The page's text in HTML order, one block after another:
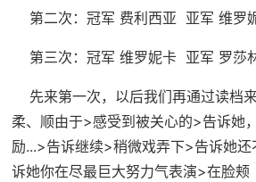
第二次：冠军 费利西亚 亚军 维罗
第三次：冠军 维罗妮卡 亚军 罗莎
先来第一次，以后我们再通过读档
柔、顺由于>感受到被关心的>告诉她
励...>告诉继续>稍微戏弄下>告诉她
诉她你在尽最巨大努力气表演>在脸颊